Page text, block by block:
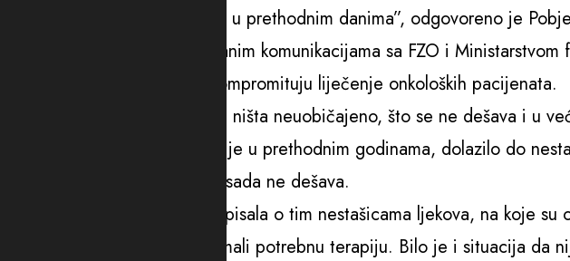
sredstava, a do čega je došlo u prethodnim danima”, odgovoreno je
Ističu da su ipak, sinhronizovanim komunikacijama sa FZO i
kratkotrajni i da za sada ne kompromituju liječenje onkoloških pacijenata.
Kazali su i da ne predstavljaju ništa neuobičajeno, što se ne dešava i u
Podsjetili su i na činjenicu da je u prethodnim godinama, dolazilo do
nekoliko mjeseci, te da se to sada ne dešava.
Pobjeda je prethodih godina pisala o tim nestašicama ljekova, na koje
vraćani jer u Institutu nijesu imali potrebnu terapiju. Bilo je i situacija da